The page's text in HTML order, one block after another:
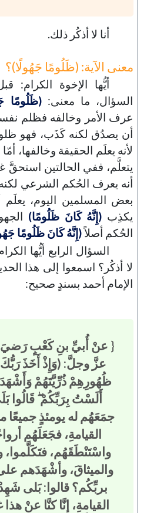
أنا لا أذكُر ذلك.
معنى الآية: (ظَلُومًا جَهُولًا)؟
أيُّها الإخوة
السؤال، ما معنى:(ظَلُومًا
عرف الأمر وخالفه فظلم
أن يصدُق لكنه كَذَب، فهو
لأنه يعلَم الحقيقة وخالفها،
يتعلَّم، ففي الحالتين
أنه يعرف الحُكم الشرعي
بعض المسلمين اليوم،
يكذِب (إِنَّهُ كَانَ ظَلُومًا)
الحُكم أصلاً(إِنَّهُ كَانَ ظَلُومًا
السؤال الرابع أيُّها
لا أذكُر؟ اسمعوا إلى هذا
الإمام أحمد بسندٍ صحيح:
{ عنْ أُبيِّ بنِ كَعْبٍ رَضيَ
عزَّ وجلَّ: (وَإِذْ أَخَذَ
ظُهُورِهِمْ ذُرِّيَّتَهُمْ
أَلَسْتُ بِرَبِّكُمْ ۖ قَالُوا
جمَعَهُم له يومئذٍ جميعًا
القيامةِ، فجَعَلَهُم
واسْتَنْطَقَهُم، فتَكَلَّموا،
والميثاقَ، وأشْهَدَهم
بربِّكُم؟ قالوا: بَلى
القيامةِ، إنَّا كنَّا عنْ هذا